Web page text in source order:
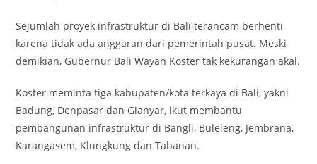
Sejumlah proyek infrastruktur di Bali terancam berhenti
karena tidak ada anggaran dari pemerintah pusat. Meski
demikian, Gubernur Bali Wayan Koster tak kekurangan akal.
Koster meminta tiga kabupaten/kota terkaya di Bali, yakni
Badung, Denpasar dan Gianyar, ikut membantu
pembangunan infrastruktur di Bangli, Buleleng, Jembrana,
Karangasem, Klungkung dan Tabanan.